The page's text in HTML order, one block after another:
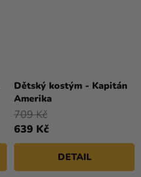
Dětský kostým - Kapitán
Amerika
639 Kč
709 Kč
DETAIL